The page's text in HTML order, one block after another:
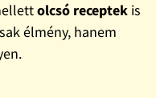
olcsó receptekis
élmény, hanem